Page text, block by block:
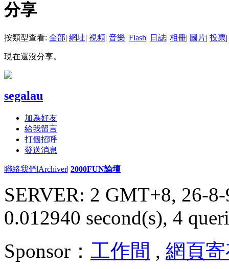
分享
按類型查看: 全部| 網址| 視頻| 音樂| Flash| 日誌| 相冊| 圖片| 投票|
現在還沒分享。
segalau
加為好友
給我留言
打個招呼
發送消息
聯絡我們|Archiver| 2000FUN論壇
SERVER: 2 GMT+8, 26-
0.012940 second(s), 4
Sponsor： 工作間 , 網頁